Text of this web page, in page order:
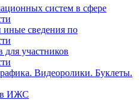
систем в сфере
иные сведения по
участников
Видеоролики. Буклеты.
ИЖС